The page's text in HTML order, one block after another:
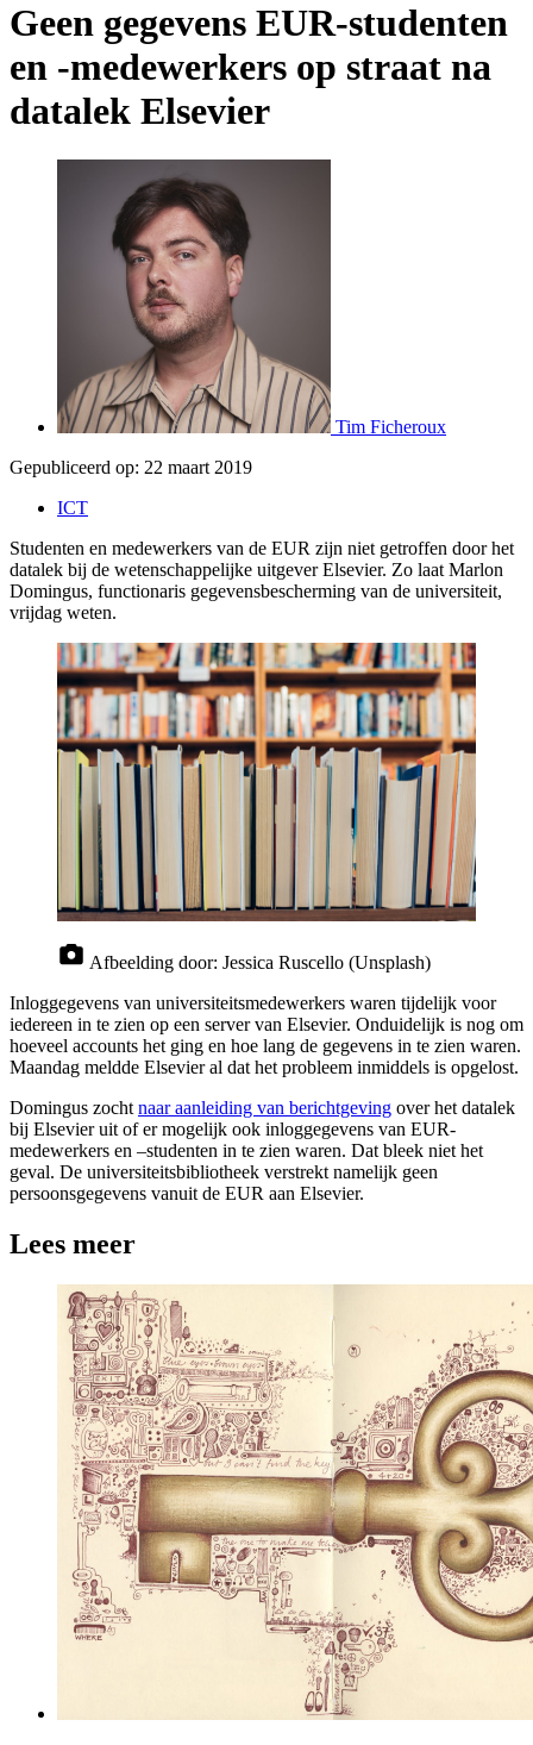
Geen gegevens EUR-studenten
en -medewerkers op straat na
datalek Elsevier
Tim Ficheroux
Gepubliceerd op: 22 maart 2019
ICT
Studenten en medewerkers van de EUR zijn niet getroffen door het
datalek bij de wetenschappelijke uitgever Elsevier. Zo laat Marlon
Domingus, functionaris gegevensbescherming van de universiteit,
vrijdag weten.
Afbeelding door: Jessica Ruscello (Unsplash)
Inloggegevens van universiteitsmedewerkers waren tijdelijk voor
iedereen in te zien op een server van Elsevier. Onduidelijk is nog om
hoeveel accounts het ging en hoe lang de gegevens in te zien waren.
Maandag meldde Elsevier al dat het probleem inmiddels is opgelost.
Domingus zocht naar aanleiding van berichtgeving over het datalek
bij Elsevier uit of er mogelijk ook inloggegevens van EUR-
medewerkers en –studenten in te zien waren. Dat bleek niet het
geval. De universiteitsbibliotheek verstrekt namelijk geen
persoonsgegevens vanuit de EUR aan Elsevier.
Lees meer